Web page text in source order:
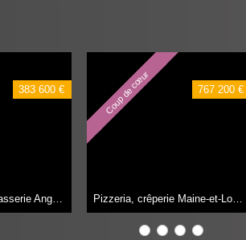
383 600 €
Restaurant, bar brasserie Angers RESTAURANT, 100 m²
Coup de cœur 767 200 €
Pizzeria, crêperie Maine-et-Loire (49) crêperie salon de thé café,